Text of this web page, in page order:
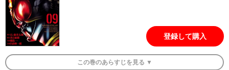
登録して購入
この巻のあらすじを 見る ▼